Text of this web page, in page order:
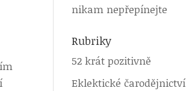
nikam nepřepínejte
Rubriky
52 krát pozitivně
Eklektické čarodějnictví